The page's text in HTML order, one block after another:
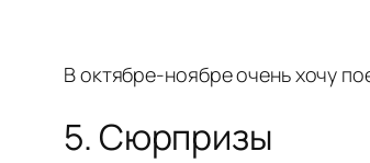
В октябре-ноябре очень хочу
5. Сюрпризы